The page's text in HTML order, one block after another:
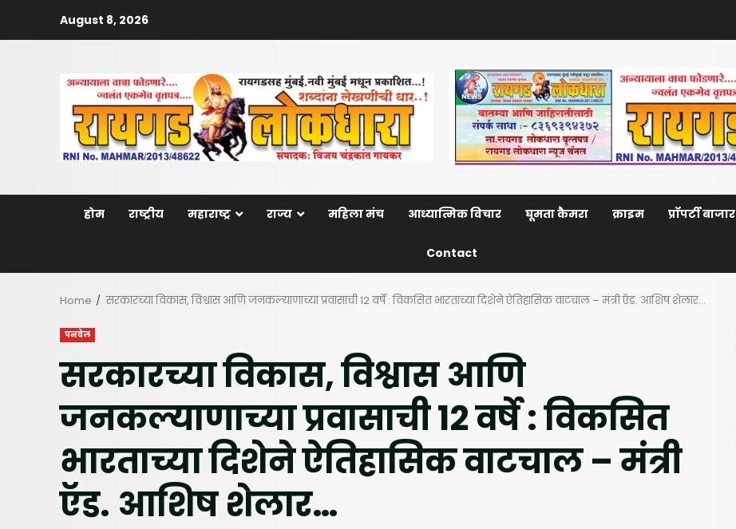
August 8, 2026
होम राष्ट्रीय महाराष्ट्र राज्य महिला मंच आध्यात्मिक विचार घूमता कैमरा क्राइम प्रॉपर्टी बाजार
Contact
Home सरकारच्या विकास, विश्वास आणि जनकल्याणाच्या प्रवासाची 12 वर्षे : विकसित भारताच्या दिशेने ऐतिहासिक वाटचाल – मंत्री ऍड. आशिष शेलार…
पनवेल
सरकारच्या विकास, विश्वास आणि
जनकल्याणाच्या प्रवासाची 12 वर्षे : विकसित
भारताच्या दिशेने ऐतिहासिक वाटचाल – मंत्री
ऍड. आशिष शेलार…